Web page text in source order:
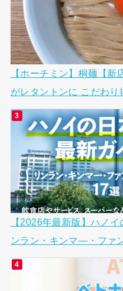
【ホーチミン】桐麺【
がレタントンに こだわり
【2026年最新版】ハノ
ンラン・キンマ―・ファ